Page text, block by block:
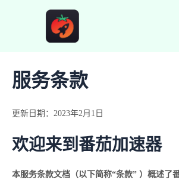
服务条款
更新日期：2023年2月1日
欢迎来到番茄加速器
本服务条款文档（以下简称“条款” ）概述了